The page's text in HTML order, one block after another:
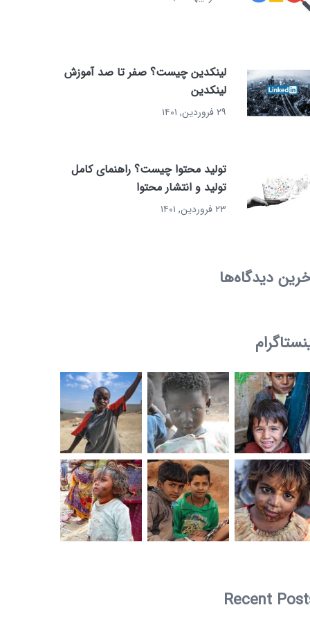
لینکدین چیست؟ صفر تا صد آموزش
لینکدین
۲۹ فروردین, ۱۴۰۱
تولید محتوا چیست؟ راهنمای کامل
تولید و انتشار محتوا
۲۳ فروردین, ۱۴۰۱
دیدگاه‌ها
Recent